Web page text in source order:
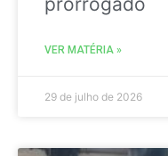
VER MATÉRIA »
29 de julho de 2026